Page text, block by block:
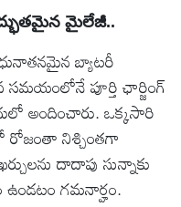
మైలేజీ..
బ్యాటరీ
పూర్తి ఛార్జింగ్
అందించారు. ఒక్కసారి
రోజంతా నిశ్చింతగా
దాదాపు సున్నాకు
ఉండటం గమనార్హం.